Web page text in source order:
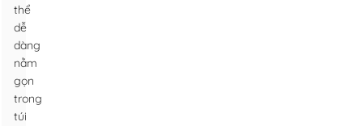
thể
dễ
dàng
nằm
gọn
trong
túi